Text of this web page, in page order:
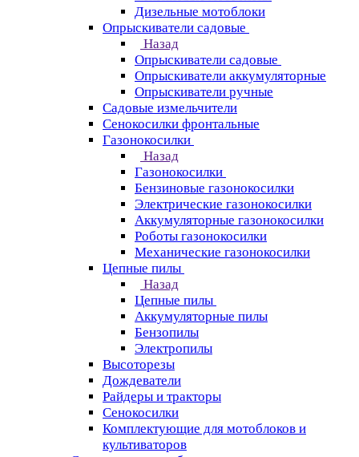
Дизельные мотоблоки
Опрыскиватели садовые
Назад
Опрыскиватели садовые
Опрыскиватели аккумуляторные
Опрыскиватели ручные
Садовые измельчители
Сенокосилки фронтальные
Газонокосилки
Назад
Газонокосилки
Бензиновые газонокосилки
Электрические газонокосилки
Аккумуляторные газонокосилки
Роботы газонокосилки
Механические газонокосилки
Цепные пилы
Назад
Цепные пилы
Аккумуляторные пилы
Бензопилы
Электропилы
Высоторезы
Дождеватели
Райдеры и тракторы
Сенокосилки
Комплектующие для мотоблоков и
культиваторов